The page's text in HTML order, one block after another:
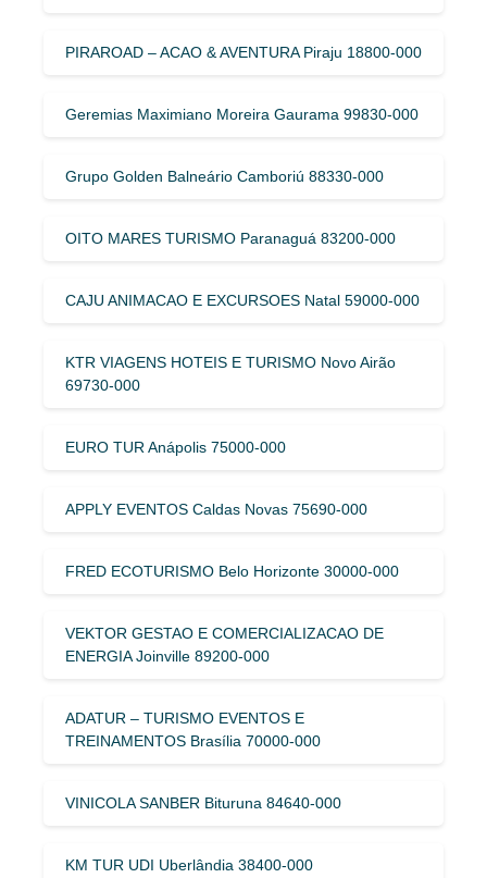
PIRAROAD – ACAO & AVENTURA Piraju 18800-000
Geremias Maximiano Moreira Gaurama 99830-000
Grupo Golden Balneário Camboriú 88330-000
OITO MARES TURISMO Paranaguá 83200-000
CAJU ANIMACAO E EXCURSOES Natal 59000-000
KTR VIAGENS HOTEIS E TURISMO Novo Airão
69730-000
EURO TUR Anápolis 75000-000
APPLY EVENTOS Caldas Novas 75690-000
FRED ECOTURISMO Belo Horizonte 30000-000
VEKTOR GESTAO E COMERCIALIZACAO DE
ENERGIA Joinville 89200-000
ADATUR – TURISMO EVENTOS E
TREINAMENTOS Brasília 70000-000
VINICOLA SANBER Bituruna 84640-000
KM TUR UDI Uberlândia 38400-000